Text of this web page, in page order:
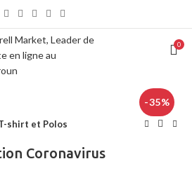
0
-35%
shirt et Polos
Coronavirus